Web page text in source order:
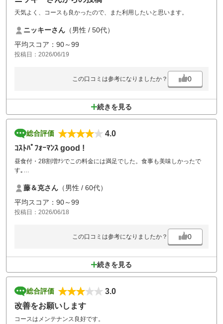
天気よく、コースも良かったので、また利用したいと思います。
ニッキーさん （男性 / 50代）
平均スコア：90～99
投稿日：2026/06/19
この口コミは参考になりましたか？ 0
続きを見る
総合評価
4.0
ｺｽﾄﾊﾟﾌｫｰﾏﾝｽ good !
昼食付・2B割増ﾅｼでこの料金には満足でした。食事も美味しかったで
す｡
藤＆克さん （男性 / 60代）
平均スコア：90～99
投稿日：2026/06/18
この口コミは参考になりましたか？ 0
続きを見る
総合評価
3.0
改善をお願いします
コースはメンテナンス良好です。